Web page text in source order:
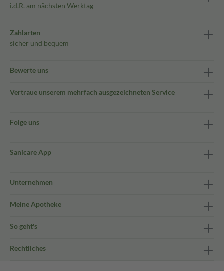
i.d.R. am nächsten Werktag
Zahlarten
sicher und bequem
Bewerte uns
Vertraue unserem mehrfach ausgezeichneten Service
Folge uns
Sanicare App
Unternehmen
Meine Apotheke
So geht's
Rechtliches